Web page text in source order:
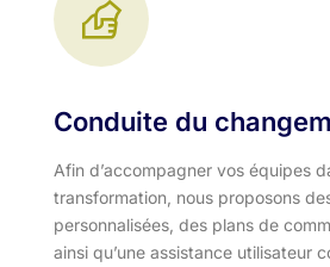
Conduite du
Afin d’accompagner vos équipes
transformation, nous proposons
personnalisées, des plans de
ainsi qu’une assistance utilisateur